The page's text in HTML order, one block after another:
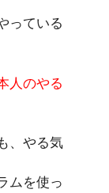
っている
人のやる
、やる気
ムを使っ